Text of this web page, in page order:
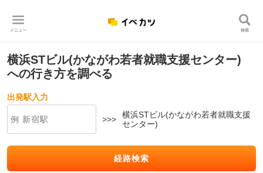
メニュー 検索
横浜STビル(かながわ若者就職支援センター)
への行き方を調べる
出発駅入力
>>>
横浜STビル(かながわ若者就職支援
センター)
経路検索